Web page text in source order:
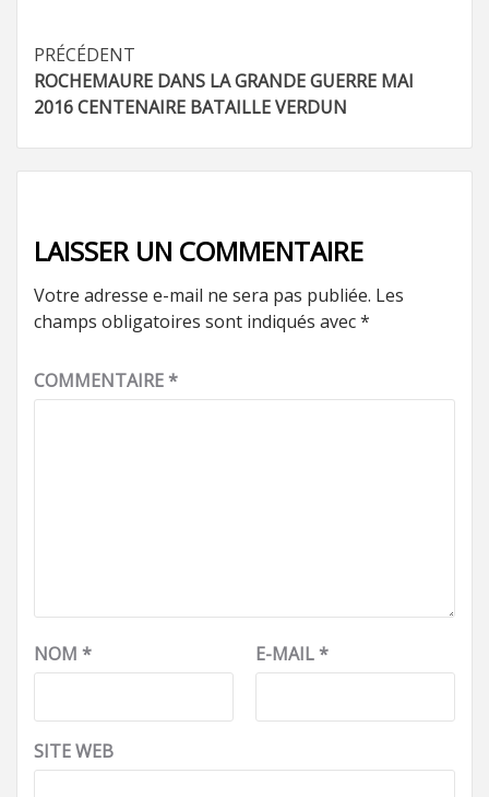
Navigation
d’article
PRÉCÉDENT
ROCHEMAURE DANS LA GRANDE GUERRE MAI
2016 CENTENAIRE BATAILLE VERDUN
LAISSER UN COMMENTAIRE
Votre adresse e-mail ne sera pas publiée. Les
champs obligatoires sont indiqués avec*
COMMENTAIRE*
NOM * E-MAIL*
SITE WEB